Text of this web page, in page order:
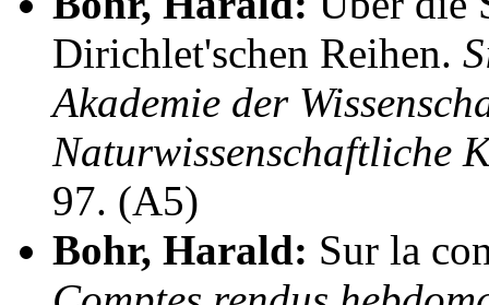
Dirichlet'schen Reihen.
Akademie der
Naturwissenschaftliche
97. (A5)
Bohr, Harald: Sur la